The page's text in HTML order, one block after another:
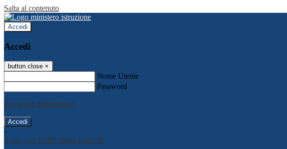
Salta al contenuto
Accedi
Accedi
button close ×
Nome Utente
Password
Password dimenticata?
-
Entra con SPID Entra con CIE